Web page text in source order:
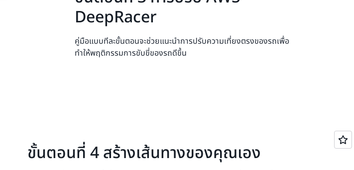
DeepRacer
คู่มือแบบทีละขั้นตอนจะช่วยแนะนำการปรับความเที่ยงตรงของรถเพื่อ
ทำให้พฤติกรรมการขับขี่ของรถดีขึ้น
ขั้นตอนที่ 4 สร้างเส้นทางของคุณเอง